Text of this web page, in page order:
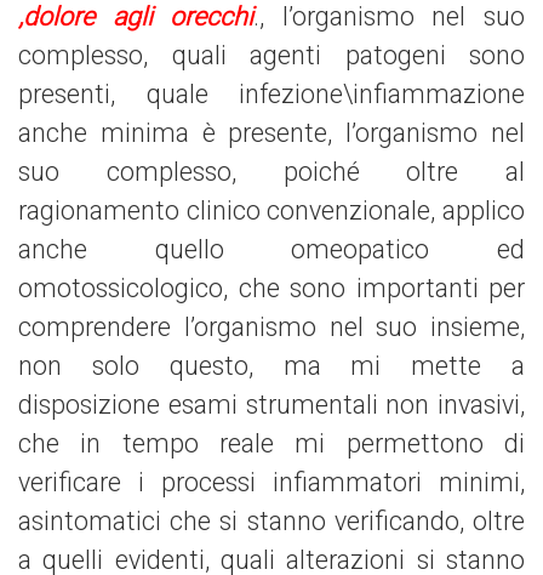
,dolore agli orecchi.,
l’organismo nel suo
complesso, quali agenti patogeni sono
presenti, quale infezione\infiammazione
anche minima è presente, l’organismo nel
suo complesso, poiché oltre al
ragionamento clinico convenzionale, applico
anche quello omeopatico ed
omotossicologico, che sono importanti per
comprendere l’organismo nel suo insieme,
non solo questo, ma mi mette a
disposizione esami strumentali non invasivi,
che in tempo reale mi permettono di
verificare i processi infiammatori minimi,
asintomatici che si stanno verificando, oltre
a quelli evidenti, quali alterazioni si stanno